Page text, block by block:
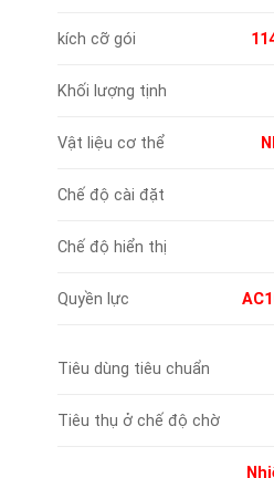
kích cỡ gói
Khối lượng tịnh
Vật liệu cơ thể
Chế độ cài đặt
Chế độ hiển thị
Quyền lực
Tiêu dùng tiêu chuẩn
Tiêu thụ ở chế độ chờ